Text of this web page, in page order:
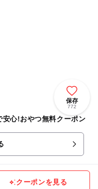
保存
772
安心!おやつ無料クーポン
クーポンを見る